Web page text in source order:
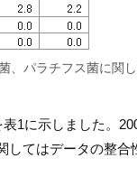
、パラチフス菌に関
1に示しました。
してはデータの整合